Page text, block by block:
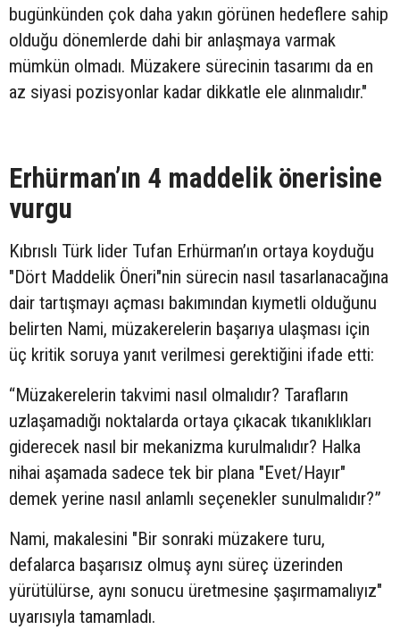
bugünkünden çok daha yakın görünen hedeflere sahip
olduğu dönemlerde dahi bir anlaşmaya varmak
mümkün olmadı. Müzakere sürecinin tasarımı da en
az siyasi pozisyonlar kadar dikkatle ele alınmalıdır."
Erhürman’ın 4 maddelik önerisine
vurgu
Kıbrıslı Türk lider Tufan Erhürman’ın ortaya koyduğu
"Dört Maddelik Öneri"nin sürecin nasıl tasarlanacağına
dair tartışmayı açması bakımından kıymetli olduğunu
belirten Nami, müzakerelerin başarıya ulaşması için
üç kritik soruya yanıt verilmesi gerektiğini ifade etti:
“Müzakerelerin takvimi nasıl olmalıdır? Tarafların
uzlaşamadığı noktalarda ortaya çıkacak tıkanıklıkları
giderecek nasıl bir mekanizma kurulmalıdır? Halka
nihai aşamada sadece tek bir plana "Evet/Hayır"
demek yerine nasıl anlamlı seçenekler sunulmalıdır?”
Nami, makalesini "Bir sonraki müzakere turu,
defalarca başarısız olmuş aynı süreç üzerinden
yürütülürse, aynı sonucu üretmesine şaşırmamalıyız"
uyarısıyla tamamladı.